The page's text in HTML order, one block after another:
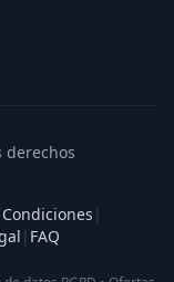
derechos
|
| FAQ